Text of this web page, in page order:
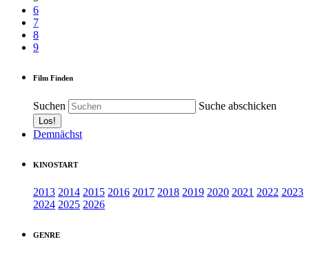
6
7
8
9
Film Finden
Suchen Suche abschicken
Demnächst
KINOSTART
2013 2014 2015 2016 2017 2018 2019 2020 2021 2022 2023
2024 2025 2026
GENRE